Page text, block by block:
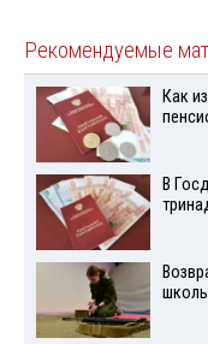
Рекомендуемые
Как
В